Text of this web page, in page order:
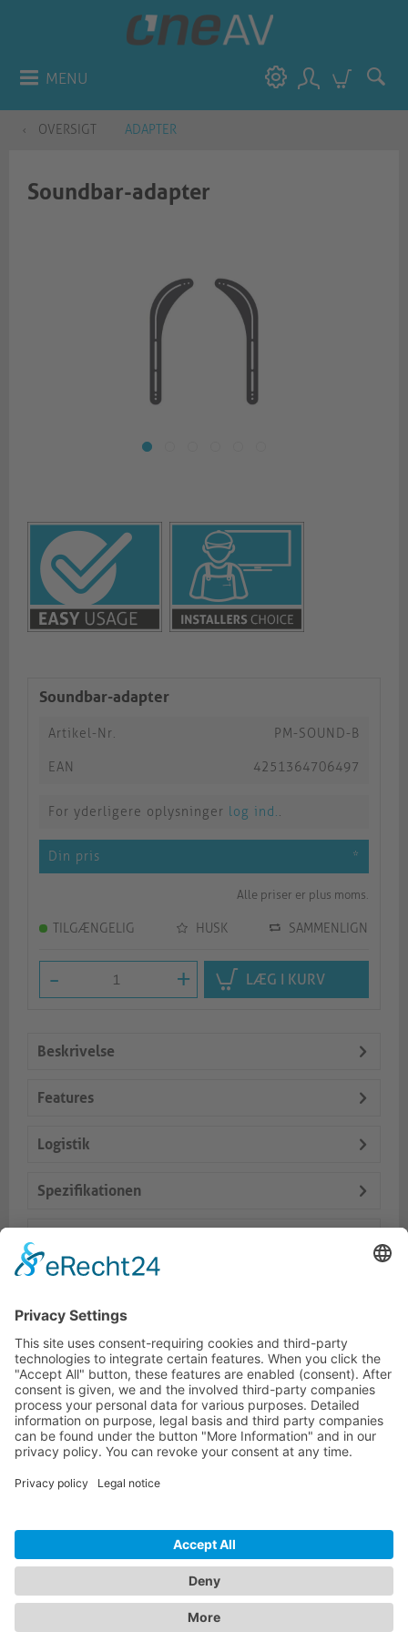
MENU
OVERSIGT ADAPTER
Soundbar-adapter
Soundbar-adapter
Artikel-Nr. PM-SOUND-B
EAN 4251364706497
For yderligere oplysninger log ind..
Din pris *
Alle priser er plus moms.
TILGÆNGELIG HUSK SAMMENLIGN
- + LÆG I KURV
Beskrivelse
Features
Logistik
Spezifikationen
KONTAKTINFORMATIONER
KUNDESERVICE
INFORMATION